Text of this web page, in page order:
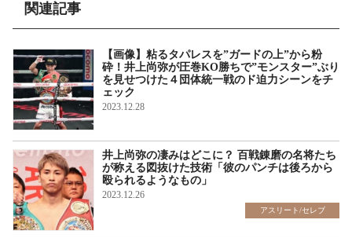
関連記事
【画像】粘るタパレスを”ガードの上”から粉
砕！井上尚弥が圧巻KO勝ちで”モンスター”ぶり
を見せつけた４団体統一戦のド迫力シーンをチ
ェック
2023.12.28
井上尚弥の凄みはどこに？ 百戦錬磨の名将たち
が称える図抜けた技術「彼のパンチは後ろから
殴られるようなもの」
2023.12.26
アスリート/セレブ